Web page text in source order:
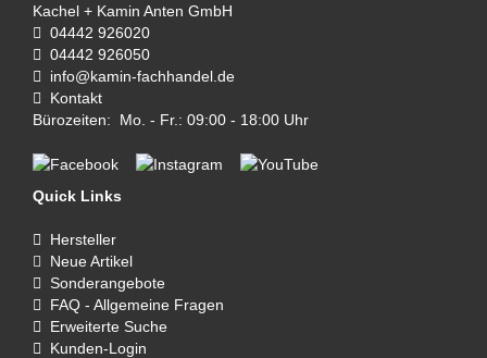
Kachel + Kamin Anten GmbH
04442 926020
04442 926050
info@kamin-fachhandel.de
Kontakt
Bürozeiten: Mo. - Fr.: 09:00 - 18:00 Uhr
Quick Links
Hersteller
Neue Artikel
Sonderangebote
FAQ - Allgemeine Fragen
Erweiterte Suche
Kunden-Login